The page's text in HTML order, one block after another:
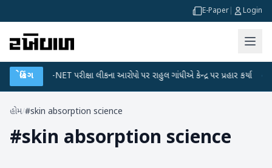
E-Paper Login
બ્રેકિંગ
UGC-NET પરીક્ષા લીકના આરોપો પર રાહુલ ગાંધીએ કેન્દ્ર પર પ્રહાર કર્યા ●
હોમ/#skin absorption science
#skin absorption science